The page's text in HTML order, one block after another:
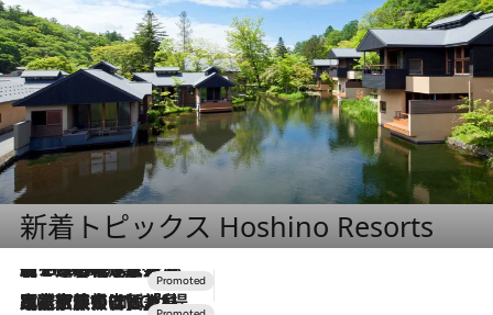
新着トピックス Hoshino Resorts
2026.8.7
【トンボの足水浴】ヒノキの香りに包まれて涼感マックス！約13℃の湧水かけ流しを避暑地「星野温泉 トンボの湯」で体験
2026.7.31
【ホテル帰省】という選択肢をOMOが提案。家族とほどよい距離を保つには「昼は実家、夜は気兼ねなくホテルで！」